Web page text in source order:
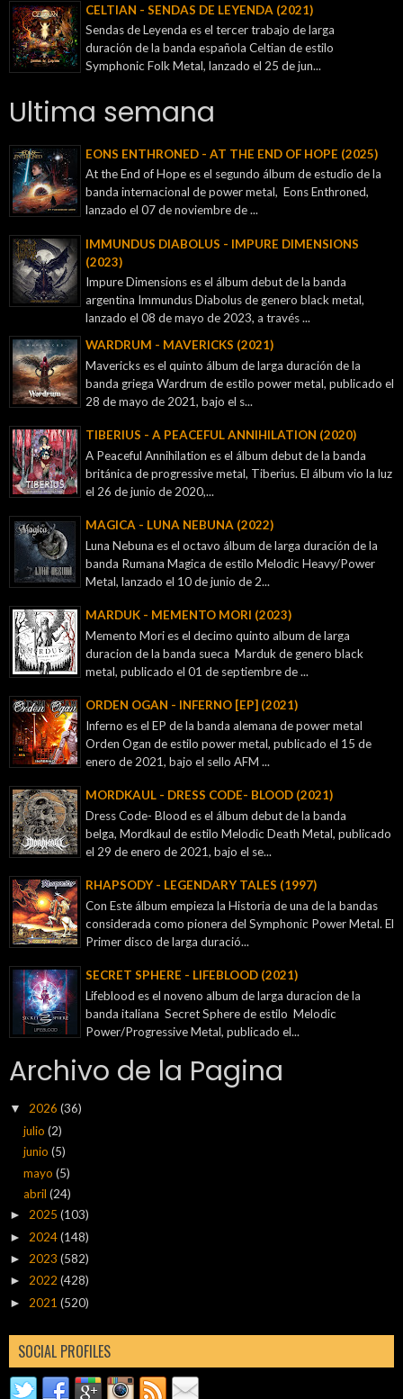
CELTIAN - SENDAS DE LEYENDA (2021)
Sendas de Leyenda es el tercer trabajo de larga
duración de la banda española Celtian de estilo
Symphonic Folk Metal, lanzado el 25 de jun...
Ultima semana
EONS ENTHRONED - AT THE END OF HOPE (2025)
At the End of Hope es el segundo álbum de estudio de la
banda internacional de power metal, Eons Enthroned,
lanzado el 07 de noviembre de ...
IMMUNDUS DIABOLUS - IMPURE DIMENSIONS
(2023)
Impure Dimensions es el álbum debut de la banda
argentina Immundus Diabolus de genero black metal,
lanzado el 08 de mayo de 2023, a través ...
WARDRUM - MAVERICKS (2021)
Mavericks es el quinto álbum de larga duración de la
banda griega Wardrum de estilo power metal, publicado el
28 de mayo de 2021, bajo el s...
TIBERIUS - A PEACEFUL ANNIHILATION (2020)
A Peaceful Annihilation es el álbum debut de la banda
británica de progressive metal, Tiberius. El álbum vio la luz
el 26 de junio de 2020,...
MAGICA - LUNA NEBUNA (2022)
Luna Nebuna es el octavo álbum de larga duración de la
banda Rumana Magica de estilo Melodic Heavy/Power
Metal, lanzado el 10 de junio de 2...
MARDUK - MEMENTO MORI (2023)
Memento Mori es el decimo quinto album de larga
duracion de la banda sueca Marduk de genero black
metal, publicado el 01 de septiembre de ...
ORDEN OGAN - INFERNO [EP] (2021)
Inferno es el EP de la banda alemana de power metal
Orden Ogan de estilo power metal, publicado el 15 de
enero de 2021, bajo el sello AFM ...
MORDKAUL - DRESS CODE- BLOOD (2021)
Dress Code- Blood es el álbum debut de la banda
belga, Mordkaul de estilo Melodic Death Metal, publicado
el 29 de enero de 2021, bajo el se...
RHAPSODY - LEGENDARY TALES (1997)
Con Este álbum empieza la Historia de una de la bandas
considerada como pionera del Symphonic Power Metal. El
Primer disco de larga duració...
SECRET SPHERE - LIFEBLOOD (2021)
Lifeblood es el noveno album de larga duracion de la
banda italiana Secret Sphere de estilo Melodic
Power/Progressive Metal, publicado el...
Archivo de la Pagina
▼ 2026 (36)
julio(2)
junio(5)
mayo(5)
abril(24)
► 2025 (103)
► 2024(148)
► 2023 (582)
► 2022 (428)
► 2021 (520)
SOCIAL PROFILES